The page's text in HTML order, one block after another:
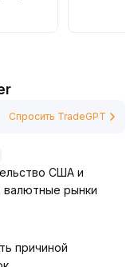
рынка
Спросить TradeGPT
США и
рынки
причиной